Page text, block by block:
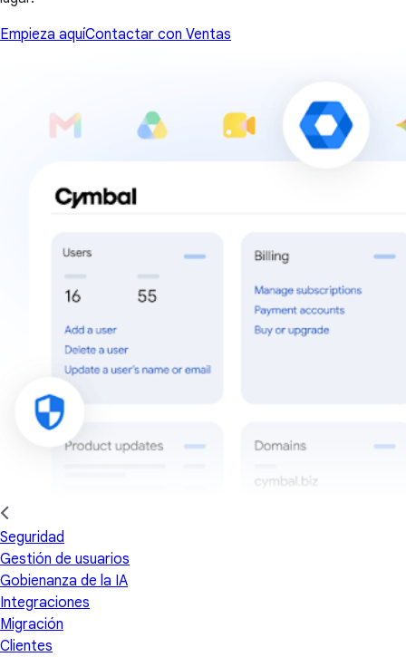
Empieza aquíContactar con Ventas
Seguridad
Gestión de usuarios
Gobienanza de la IA
Integraciones
Migración
Clientes